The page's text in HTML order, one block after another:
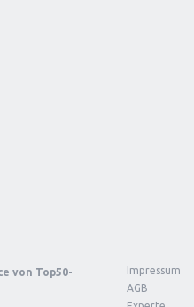
von Top50-
Impressum
AGB